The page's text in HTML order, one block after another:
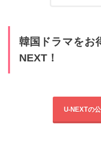
韓国ドラマをお
NEXT！
U-NEXTの